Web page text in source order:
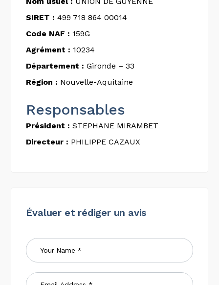
SIRET : 499 718 864 00014
Code NAF : 159G
Agrément : 10234
Département : Gironde – 33
Région : Nouvelle-Aquitaine
Responsables
Président : STEPHANE MIRAMBET
Directeur : PHILIPPE CAZAUX
Évaluer et rédiger un avis